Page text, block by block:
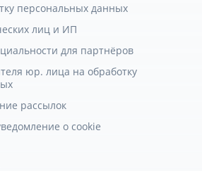
персональных данных
лиц и ИП
для партнёров
юр. лица на обработку
рассылок
о cookie